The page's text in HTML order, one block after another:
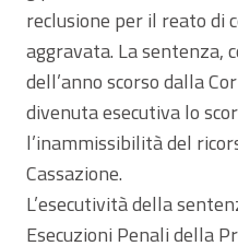
reclusione per il reato di
aggravata. La sentenza,
dell’anno scorso dalla
divenuta esecutiva lo
l’inammissibilità del
Cassazione.
L’esecutività della
Esecuzioni Penali della